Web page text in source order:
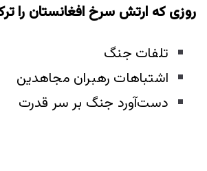
روزی که ارتش سرخ افغانستان را
تلفات جنگ
اشتباهات رهبران مجاهدین
دست‌آورد جنگ بر سر قدرت